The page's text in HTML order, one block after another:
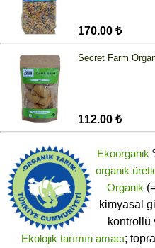
170.00 ₺
Secret Farm
112.00 ₺
Ekoorganik
organik
Organik
kimyasal
kontrollü
Ekolojik tarımın amacı;